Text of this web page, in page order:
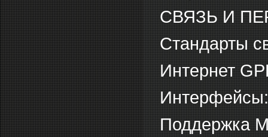
СВЯЗЬ И
Стандарты
Интернет
Поддержка